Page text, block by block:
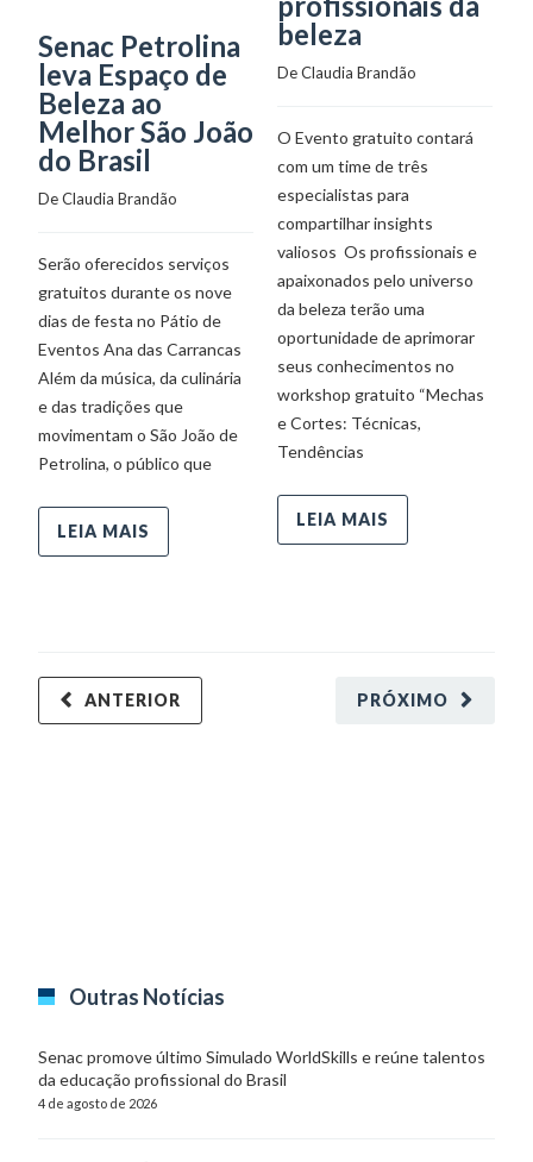
Senac Petrolina
leva Espaço de
Beleza ao
Melhor São João
do Brasil
De Claudia Brandão
Serão oferecidos serviços
gratuitos durante os nove
dias de festa no Pátio de
Eventos Ana das Carrancas
Além da música, da culinária
e das tradições que
movimentam o São João de
Petrolina, o público que
LEIA MAIS
beleza
De Claudia Brandão
O Evento gratuito contará
com um time de três
especialistas para
compartilhar insights
valiosos Os profissionais e
apaixonados pelo universo
da beleza terão uma
oportunidade de aprimorar
seus conhecimentos no
workshop gratuito “Mechas
e Cortes: Técnicas,
Tendências
LEIA MAIS
PRÓXIMO
ANTERIOR
Outras Notícias
Senac promove último Simulado WorldSkills e reúne talentos
da educação profissional do Brasil
4 de agosto de 2026